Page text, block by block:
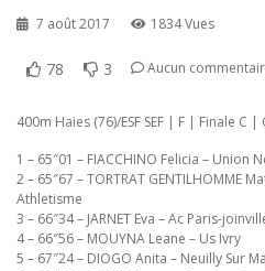
7 août 2017 1834 Vues
78 3 Aucun
400m Haies (76)/ESF SEF | F | Finale C
1 – 65″01 – FIACCHINO Felicia – Union
2 – 65″67 – TORTRAT GENTILHOMME
Athletisme
3 – 66″34 – JARNET Eva – Ac Paris-
4 – 66″56 – MOUYNA Leane – Us Ivry
5 – 67″24 – DIOGO Anita – Neuilly Sur